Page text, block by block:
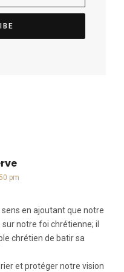
dit :
pm
sens en ajoutant que notre
notre foi chrétienne; il
chrétien de batir sa
et protéger notre vision